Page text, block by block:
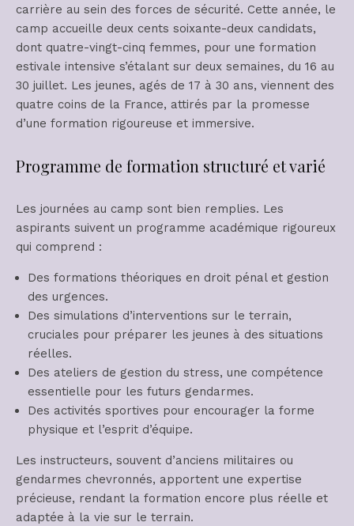
carrière au sein des forces de sécurité. Cette année, le
camp accueille deux cents soixante-deux candidats,
dont quatre-vingt-cinq femmes, pour une formation
estivale intensive s’étalant sur deux semaines, du 16 au
30 juillet. Les jeunes, agés de 17 à 30 ans, viennent des
quatre coins de la France, attirés par la promesse
d’une formation rigoureuse et immersive.
Programme de formation structuré et varié
Les journées au camp sont bien remplies. Les
aspirants suivent un programme académique rigoureux
qui comprend :
Des formations théoriques en droit pénal et gestion
des urgences.
Des simulations d’interventions sur le terrain,
cruciales pour préparer les jeunes à des situations
réelles.
Des ateliers de gestion du stress, une compétence
essentielle pour les futurs gendarmes.
Des activités sportives pour encourager la forme
physique et l’esprit d’équipe.
Les instructeurs, souvent d’anciens militaires ou
gendarmes chevronnés, apportent une expertise
précieuse, rendant la formation encore plus réelle et
adaptée à la vie sur le terrain.